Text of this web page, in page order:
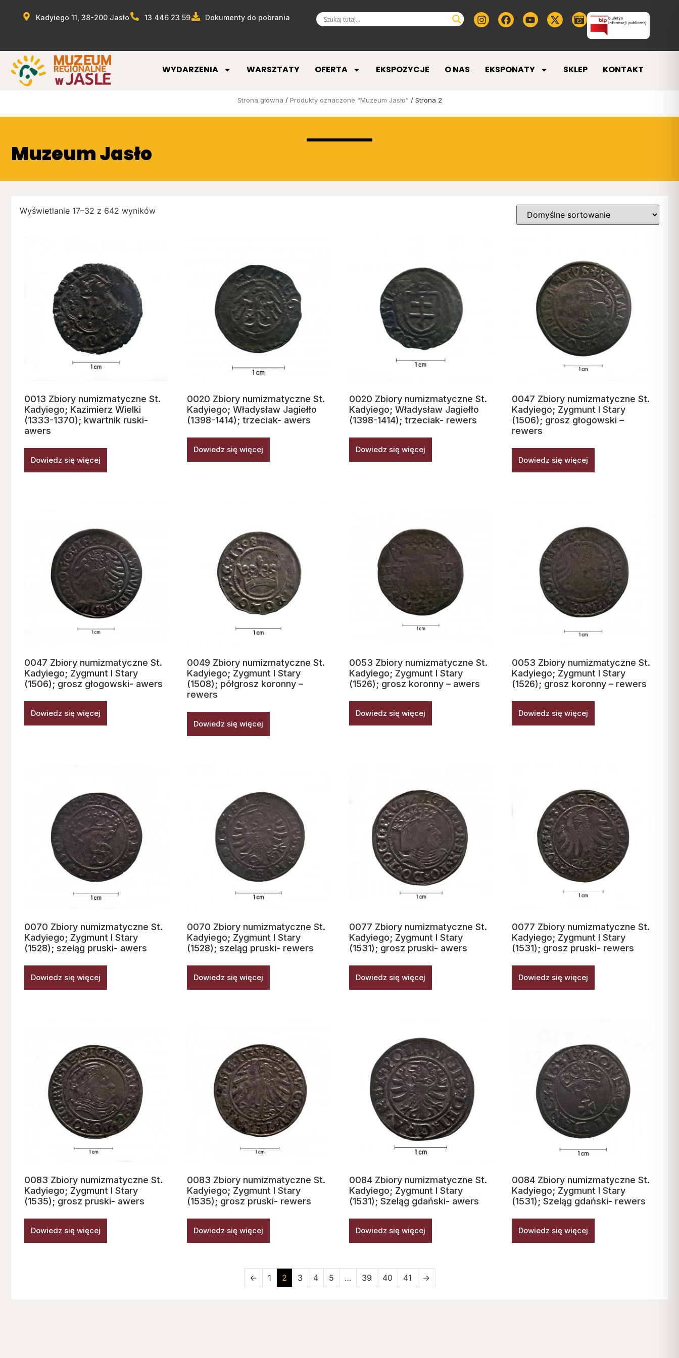
Kadyiego 11, 38-200 Jasło 13 446 23 59 Dokumenty do pobrania
WYDARZENIA WARSZTATY OFERTA EKSPOZYCJE O NAS EKSPONATY SKLEP KONTAKT
Strona główna / Produkty oznaczone “Muzeum Jasło” / Strona 2
Muzeum Jasło
Wyświetlanie 17–32 z 642 wyników
0013 Zbiory numizmatyczne St.
Kadyiego; Kazimierz Wielki
(1333-1370); kwartnik ruski-
awers
Dowiedz się więcej
0020 Zbiory numizmatyczne St.
Kadyiego; Władysław Jagiełło
(1398-1414); trzeciak- awers
Dowiedz się więcej
0020 Zbiory numizmatyczne St.
Kadyiego; Władysław Jagiełło
(1398-1414); trzeciak- rewers
Dowiedz się więcej
0047 Zbiory numizmatyczne St.
Kadyiego; Zygmunt I Stary
(1506); grosz głogowski –
rewers
Dowiedz się więcej
0047 Zbiory numizmatyczne St.
Kadyiego; Zygmunt I Stary
(1506); grosz głogowski- awers
Dowiedz się więcej
0049 Zbiory numizmatyczne St.
Kadyiego; Zygmunt I Stary
(1508); półgrosz koronny –
rewers
Dowiedz się więcej
0053 Zbiory numizmatyczne St.
Kadyiego; Zygmunt I Stary
(1526); grosz koronny – awers
Dowiedz się więcej
0053 Zbiory numizmatyczne St.
Kadyiego; Zygmunt I Stary
(1526); grosz koronny – rewers
Dowiedz się więcej
0070 Zbiory numizmatyczne St.
Kadyiego; Zygmunt I Stary
(1528); szeląg pruski- awers
Dowiedz się więcej
0070 Zbiory numizmatyczne St.
Kadyiego; Zygmunt I Stary
(1528); szeląg pruski- rewers
Dowiedz się więcej
0077 Zbiory numizmatyczne St.
Kadyiego; Zygmunt I Stary
(1531); grosz pruski- awers
Dowiedz się więcej
0077 Zbiory numizmatyczne St.
Kadyiego; Zygmunt I Stary
(1531); grosz pruski- rewers
Dowiedz się więcej
0083 Zbiory numizmatyczne St.
Kadyiego; Zygmunt I Stary
(1535); grosz pruski- awers
Dowiedz się więcej
0083 Zbiory numizmatyczne St.
Kadyiego; Zygmunt I Stary
(1535); grosz pruski- rewers
Dowiedz się więcej
0084 Zbiory numizmatyczne St.
Kadyiego; Zygmunt I Stary
(1531); Szeląg gdański- awers
Dowiedz się więcej
0084 Zbiory numizmatyczne St.
Kadyiego; Zygmunt I Stary
(1531); Szeląg gdański- rewers
Dowiedz się więcej
← 1 2 3 4 5 … 39 40 41 →